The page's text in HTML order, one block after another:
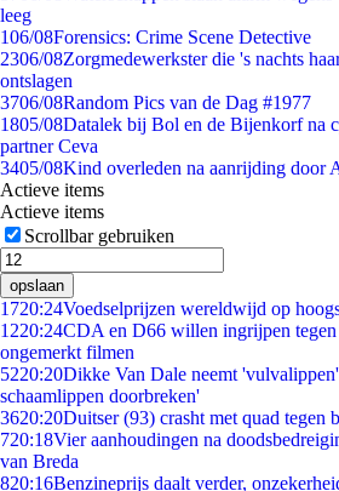
leeg
106/08Forensics: Crime Scene Detective
2306/08Zorgmedewerkster die 's nachts
ontslagen
3706/08Random Pics van de Dag #1977
1805/08Datalek bij Bol en de Bijenkorf na
partner Ceva
3405/08Kind overleden na aanrijding door
Actieve items
Actieve items
Scrollbar gebruiken
opslaan
1720:24Voedselprijzen wereldwijd op
1220:24CDA en D66 willen ingrijpen
ongemerkt filmen
5220:20Dikke Van Dale neemt
schaamlippen doorbreken'
3620:20Duitser (93) crasht met quad tegen
720:18Vier aanhoudingen na
van Breda
820:16Benzineprijs daalt verder,